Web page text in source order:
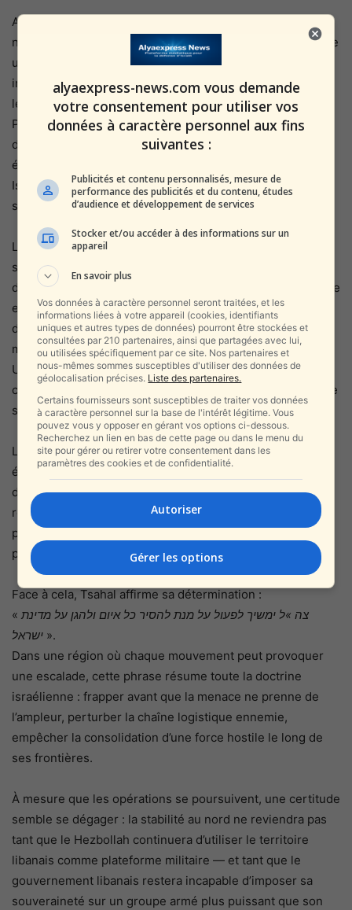
Alors que le Hezbollah tente de projeter une image de
normalité et de résistance, la réalité opérationnelle montre
une structure fragilisée, obligée de disperser ses
infrastructures, de les cacher sous terre, et de multiplier
les déplacements pour éviter les frappes israéliennes.
Pour Tsahal, l’objectif est simple : empêcher l’organisation
d’accumuler suffisamment de moyens pour ouvrir un front
élargi et coordonné, particulièrement à un moment où
Israël doit gérer simultanément plusieurs théâtres
sensibles.
L’armée de l’air israélienne joue un rôle central dans cette
stratégie d’attrition. La précision des frappes, l’utilisation
de renseignements en temps réel et la coordination étroite
entre les unités de renseignement et les forces aériennes
démontrent une volonté de frapper vite et juste, tout en
minimisant l’exposition des civils.
Une exigence tactique, mais aussi morale, dans un
contexte où le Hezbollah fait tout pour transformer chaque
site civil en cible militaire potentielle.
Les tensions le long de la frontière nord demeurent
élevées, et rien n’indique que le Hezbollah cherche à
désamorcer la situation. Bien au contraire : ses tentatives
répétées de reconstruire ses infrastructures laissent
présager une volonté de maintenir une pression
permanente sur Israël, avec l’appui stratégique de l’Iran.
Face à cela, Tsahal affirme sa détermination :
« צה »ל ימשיך לפעול על מנת להסיר כל איום ולהגן על מדינת
ישראל ».
Dans une région où chaque mouvement peut provoquer
une escalade, cette phrase résume toute la doctrine
israélienne : frapper avant que la menace ne prenne de
l’ampleur, perturber la chaîne logistique ennemie,
empêcher la consolidation d’une force hostile le long de
ses frontières.
À mesure que les opérations se poursuivent, une certitude
semble se dégager : la stabilité au nord ne reviendra pas
tant que le Hezbollah continuera d’utiliser le territoire
libanais comme plateforme militaire — et tant que le
gouvernement libanais restera incapable d’imposer sa
souveraineté sur un groupe armé plus puissant que son
alyaexpress-news.com vous demande
votre consentement pour utiliser vos
données à caractère personnel aux fins
suivantes :
Publicités et contenu personnalisés, mesure de
performance des publicités et du contenu, études
d’audience et développement de services
Stocker et/ou accéder à des informations sur un
appareil
En savoir plus
Vos données à caractère personnel seront traitées, et les
informations liées à votre appareil (cookies, identifiants
uniques et autres types de données) pourront être stockées et
consultées par 210 partenaires, ainsi que partagées avec lui,
ou utilisées spécifiquement par ce site. Nos partenaires et
nous-mêmes sommes susceptibles d'utiliser des données de
géolocalisation précises. Liste des partenaires.
Certains fournisseurs sont susceptibles de traiter vos données
à caractère personnel sur la base de l'intérêt légitime. Vous
pouvez vous y opposer en gérant vos options ci-dessous.
Recherchez un lien en bas de cette page ou dans le menu du
site pour gérer ou retirer votre consentement dans les
paramètres des cookies et de confidentialité.
Autoriser
Gérer les options